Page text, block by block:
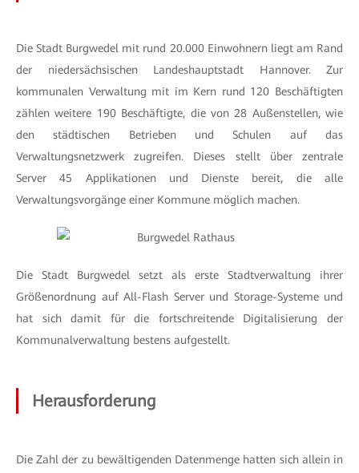
Die Stadt Burgwedel mit rund 20.000 Einwohnern liegt am Rand
der niedersächsischen Landeshauptstadt Hannover. Zur
kommunalen Verwaltung mit im Kern rund 120 Beschäftigten
zählen weitere 190 Beschäftigte, die von 28 Außenstellen, wie
den städtischen Betrieben und Schulen auf das
Verwaltungsnetzwerk zugreifen. Dieses stellt über zentrale
Server 45 Applikationen und Dienste bereit, die alle
Verwaltungsvorgänge einer Kommune möglich machen.
Die Stadt Burgwedel setzt als erste Stadtverwaltung ihrer
Größenordnung auf All-Flash Server und Storage-Systeme und
hat sich damit für die fortschreitende Digitalisierung der
Kommunalverwaltung bestens aufgestellt.
Herausforderung
Die Zahl der zu bewältigenden Datenmenge hatten sich allein in